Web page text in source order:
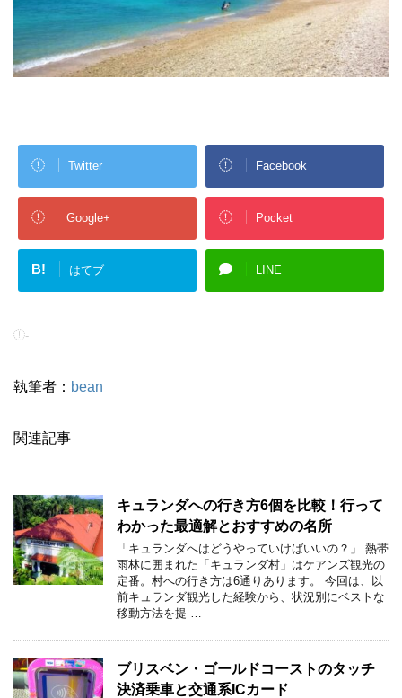
Twitter Facebook
Google+ Pocket
B! はてブ LINE
-
執筆者： bean
関連記事
キュランダへの行き方6個を比較！行って
わかった最適解とおすすめの名所
「キュランダへはどうやっていけばいいの？」 熱帯
雨林に囲まれた「キュランダ村」はケアンズ観光の
定番。村への行き方は6通りあります。 今回は、以
前キュランダ観光した経験から、状況別にベストな
移動方法を提 …
ブリスベン・ゴールドコーストのタッチ
決済乗車と交通系ICカード